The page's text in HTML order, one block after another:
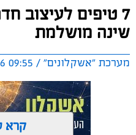
7 טיפים לעיצוב
שינה מושלמת
מערכת "אשקלונים" / 09:55 04.08.26
קרא